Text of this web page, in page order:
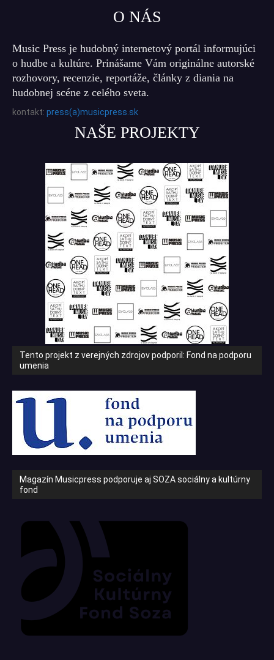
O NÁS
Music Press je hudobný internetový portál informujúci
o hudbe a kultúre. Prinášame Vám originálne autorské
rozhovory, recenzie, reportáže, články z diania na
hudobnej scéne z celého sveta.
kontakt: press(a)musicpress.sk
NAŠE PROJEKTY
Tento projekt z verejných zdrojov podporil: Fond na podporu
umenia
Magazín Musicpress podporuje aj SOZA sociálny a kultúrny
fond